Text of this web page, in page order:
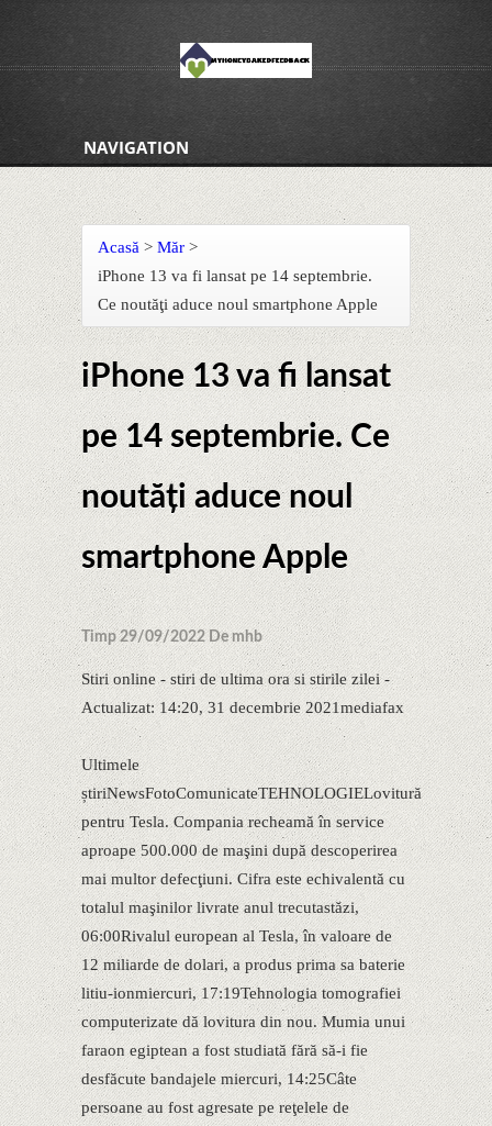
NAVIGATION
Acasă > Măr >
iPhone 13 va fi lansat pe 14 septembrie.
Ce noutăţi aduce noul smartphone Apple
iPhone 13 va fi lansat
pe 14 septembrie. Ce
noutăţi aduce noul
smartphone Apple
Timp 29/09/2022 De mhb
Stiri online - stiri de ultima ora si stirile zilei -
Actualizat: 14:20, 31 decembrie 2021mediafax
Ultimele
știriNewsFotoComunicateTEHNOLOGIELovitură
pentru Tesla. Compania recheamă în service
aproape 500.000 de maşini după descoperirea
mai multor defecţiuni. Cifra este echivalentă cu
totalul maşinilor livrate anul trecutastăzi,
06:00Rivalul european al Tesla, în valoare de
12 miliarde de dolari, a produs prima sa baterie
litiu-ionmiercuri, 17:19Tehnologia tomografiei
computerizate dă lovitura din nou. Mumia unui
faraon egiptean a fost studiată fără să-i fie
desfăcute bandajele miercuri, 14:25Câte
persoane au fost agresate pe reţelele de